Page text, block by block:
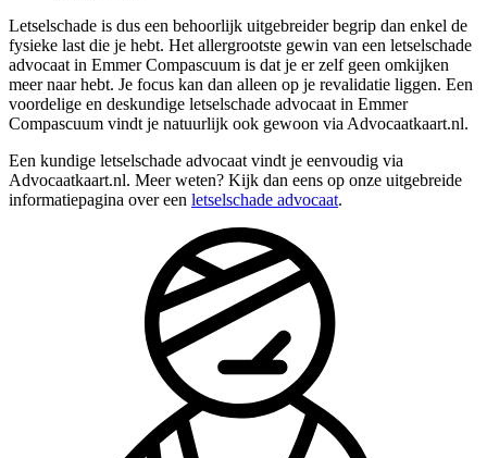
Letselschade is dus een behoorlijk uitgebreider begrip dan enkel de
fysieke last die je hebt. Het allergrootste gewin van een letselschade
advocaat in Emmer Compascuum is dat je er zelf geen omkijken
meer naar hebt. Je focus kan dan alleen op je revalidatie liggen. Een
voordelige en deskundige letselschade advocaat in Emmer
Compascuum vindt je natuurlijk ook gewoon via Advocaatkaart.nl.
Een kundige letselschade advocaat vindt je eenvoudig via
Advocaatkaart.nl. Meer weten? Kijk dan eens op onze uitgebreide
informatiepagina over een letselschade advocaat.